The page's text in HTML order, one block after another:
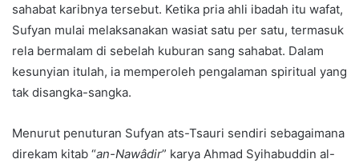
sahabat karibnya tersebut. Ketika pria ahli ibadah itu wafat,
Sufyan mulai melaksanakan wasiat satu per satu, termasuk
rela bermalam di sebelah kuburan sang sahabat. Dalam
kesunyian itulah, ia memperoleh pengalaman spiritual yang
tak disangka-sangka.
Menurut penuturan Sufyan ats-Tsauri sendiri sebagaimana
direkam kitab “an-Nawâdir” karya Ahmad Syihabuddin al-